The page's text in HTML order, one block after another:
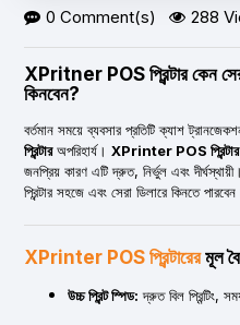
0 Comment(s) 288
XPritner POS প্রিন্টার কেন
কিনবেন?
বর্তমান সময়ে ব্যবসার প্রতিটি ক্যাশ
প্রিন্টারঅপরিহার্য। XPrinter POS প্রিন্টার
জনপ্রিয় কারণ এটি দ্রুত, নির্ভুল এবং
প্রিন্টার সহজে এবং সেরা ডিলারে কিনতে
XPrinter POS প্রিন্টারেরমূল
উচ্চ প্রিন্ট স্পিড: দ্রুত বিল প্রিন্টিং,